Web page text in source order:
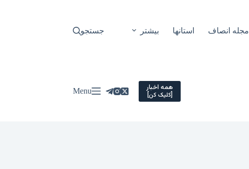
مجله انصاف استانها بیشتر جستجو
همه اخبار
[کلیک کن] Menu